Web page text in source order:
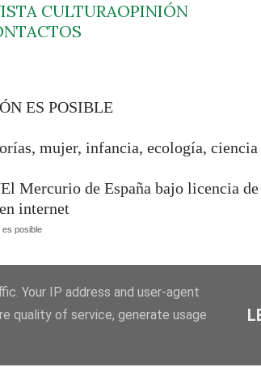
CULTURAOPINIÓN
ES POSIBLE
mujer, infancia, ecología,
Mercurio de España bajo licencia
internet
posible
Your IP address and user-agent
quality of service, generate usage